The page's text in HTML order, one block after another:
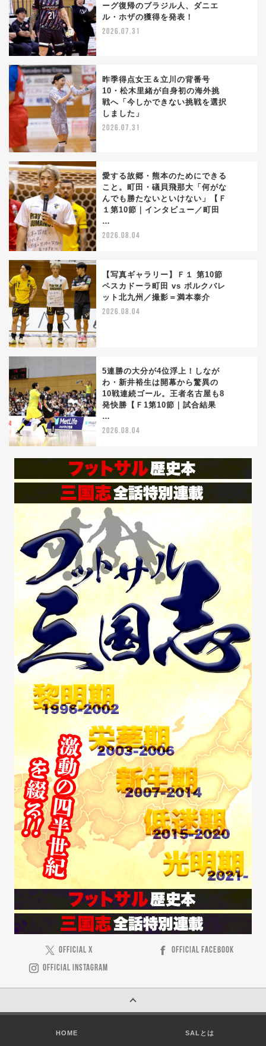
ーグ復帰のブラジル人、ダニエ
ル・ホザの獲得を発表！
2026.07.31
昨季得点女王＆立川の背番号
10・松木里緒が自身初の海外挑
戦へ「今しかできない挑戦を選択
しました」
2026.07.31
愛する故郷・熊本のためにできる
こと。町田・礒貝飛那大「何がな
んでも勝たないといけない」【Ｆ
１第10節｜インタビュー／町田
…
2026.08.04
【写真ギャラリー】Ｆ１ 第10節
ペスカドーラ町田 vs ボルクバレ
ット北九州／撮影＝満本泰介
2026.08.04
5連勝の大分が4位浮上！しなが
わ・新井裕生は開幕から驚異の
10戦連続ゴール。王者名古屋も8
発快勝【Ｆ1第10節｜試合結果
…
2026.08.04
OFFICIAL X
OFFICIAL FACEBOOK
OFFICIAL INSTAGRAM
HOME SALとは